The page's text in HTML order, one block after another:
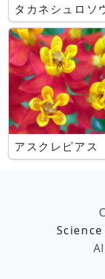
タカネシュロソ
アスクレピアス